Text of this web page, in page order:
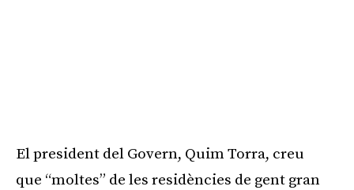
El president del Govern, Quim Torra, creu
que “moltes” de les residències de gent gran